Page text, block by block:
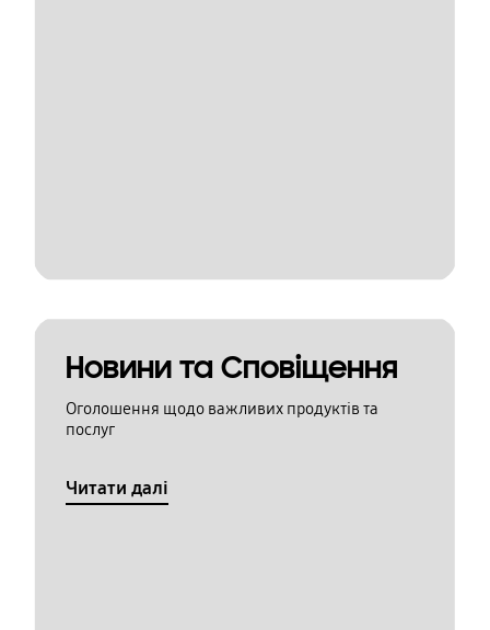
Новини та Сповіщення
Оголошення щодо важливих продуктів та
послуг
Читати далі